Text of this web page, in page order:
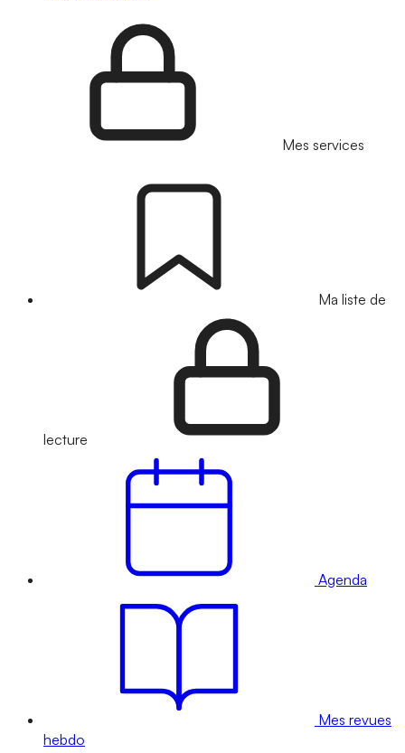
Mes services
Ma liste de
lecture
Agenda
Mes revues
hebdo